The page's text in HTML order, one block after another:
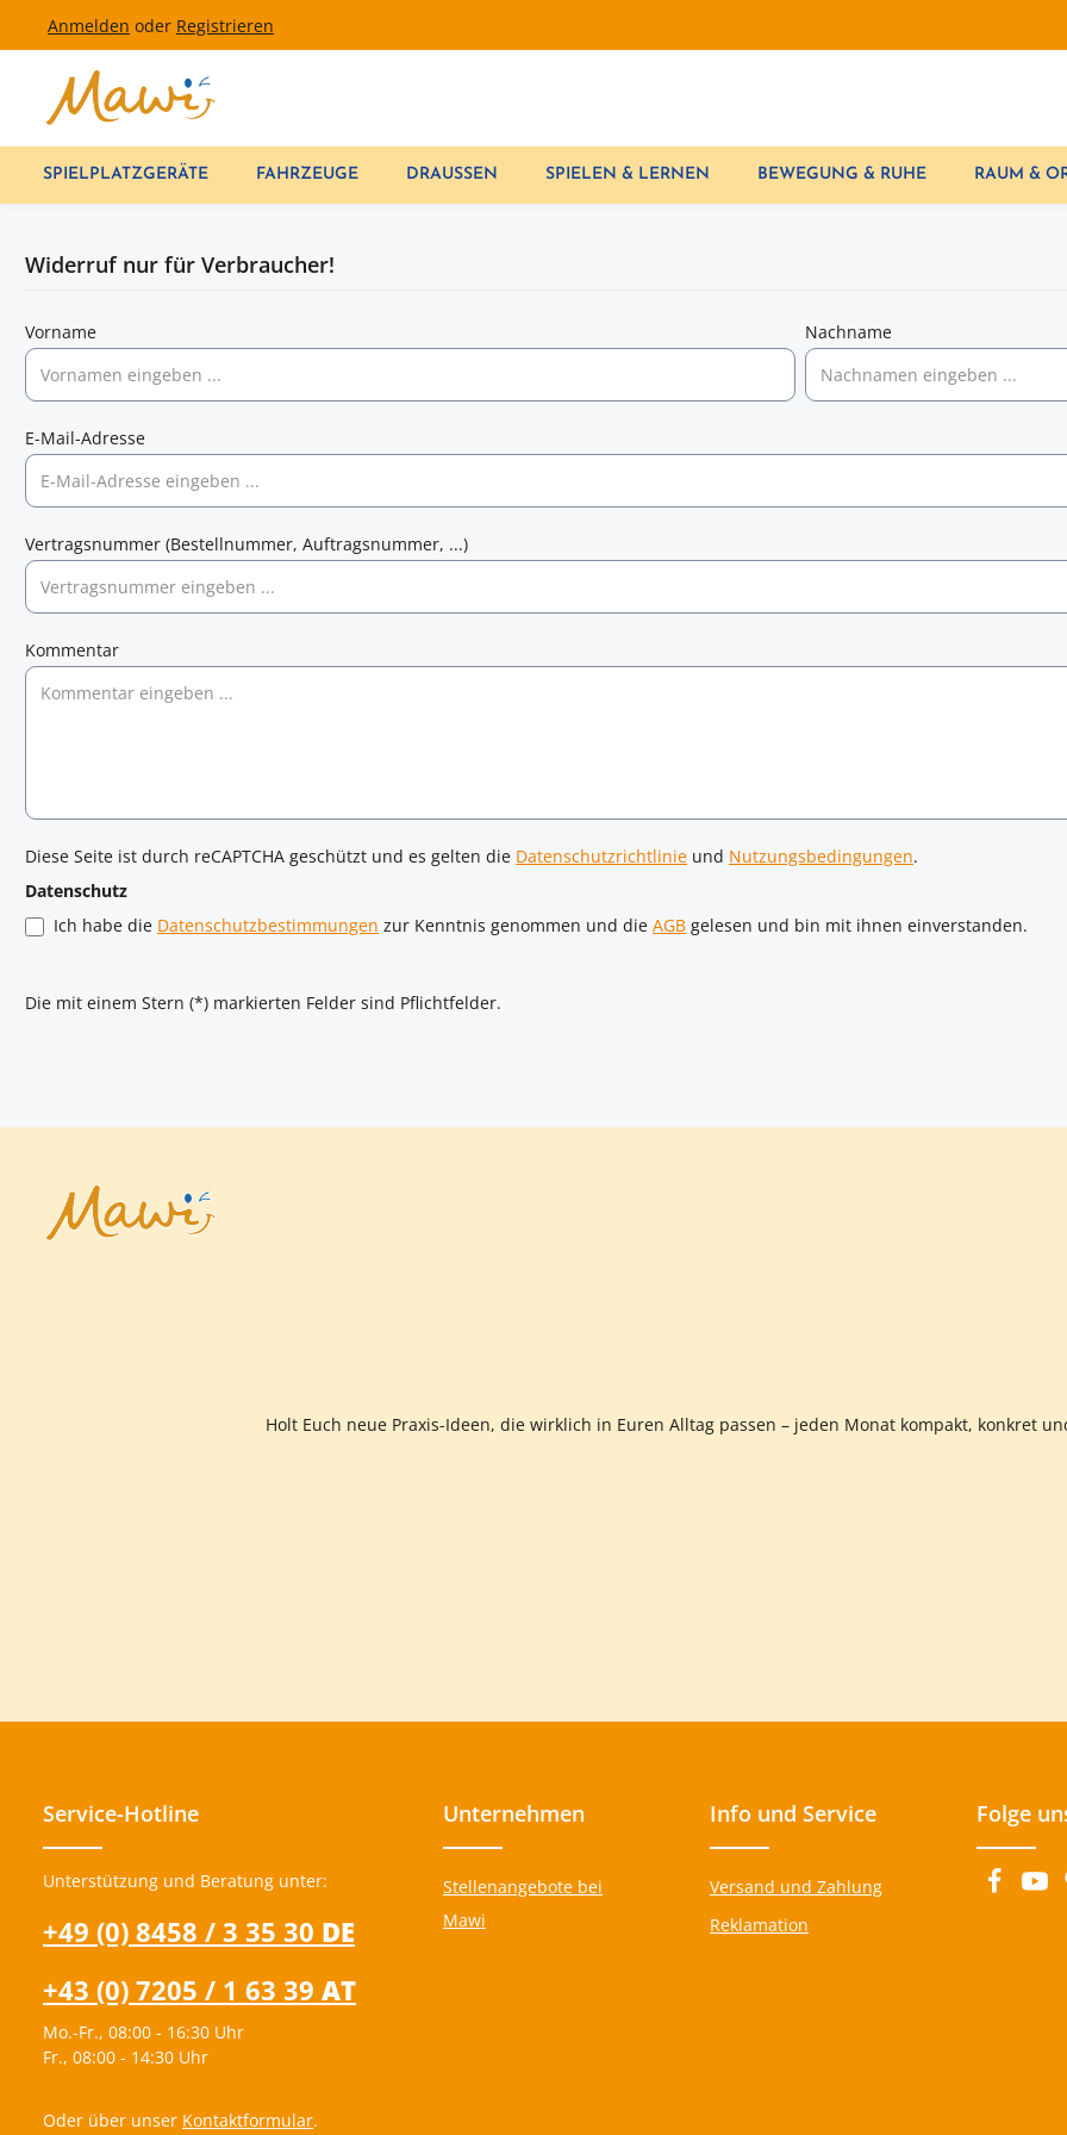
Hauptinhalt springen
Zur Hauptnavigation springen
Anmelden oder Registrieren
SPIELPLATZGERÄTE FAHRZEUGE DRAUSSEN SPIELEN & LERNEN BEWEGUNG & RUHE RAUM &
Widerruf nur für Verbraucher!
Vorname Nachname
E-Mail-Adresse
Vertragsnummer (Bestellnummer, Auftragsnummer, ...)
Kommentar
Diese Seite ist durch reCAPTCHA geschützt und es gelten die Datenschutzrichtlinie und Nutzungsbedingungen.
Datenschutz
Ich habe die Datenschutzbestimmungen zur Kenntnis genommen und die AGB gelesen und bin mit ihnen einverstanden.
Die mit einem Stern (*) markierten Felder sind Pflichtfelder.
Holt Euch neue Praxis-Ideen, die wirklich in Euren Alltag passen – jeden Monat kompakt, konkret
Service-Hotline
Unterstützung und Beratung unter:
+49 (0) 8458 / 3 35 30 DE
+43 (0) 7205 / 1 63 39 AT
Mo.-Fr., 08:00 - 16:30 Uhr
Fr., 08:00 - 14:30 Uhr
Oder über unser Kontaktformular.
Unternehmen
Stellenangebote bei
Mawi
Info und Service
Versand und Zahlung
Reklamation
Folge